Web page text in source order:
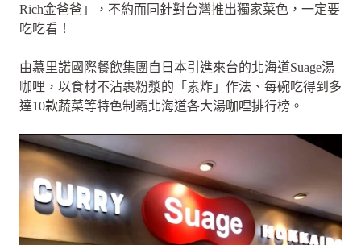
Rich金爸爸」，不約而同針對台灣推出獨家菜色，一定要
吃吃看！
由慕里諾國際餐飲集團自日本引進來台的北海道Suage湯
咖哩，以食材不沾裹粉漿的「素炸」作法、每碗吃得到多
達10款蔬菜等特色制霸北海道各大湯咖哩排行榜。